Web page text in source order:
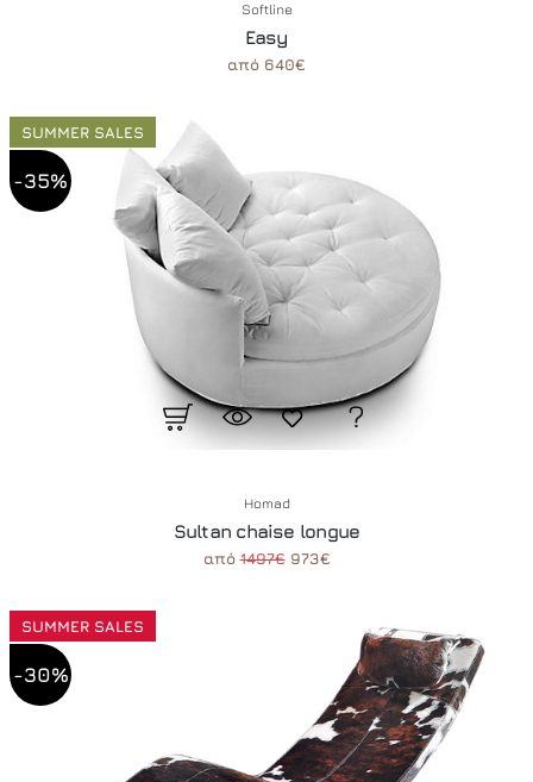
Softline
Easy
από 640€
SUMMER SALES
-35%
Homad
Sultan chaise longue
από1497€973€
SUMMER SALES
-30%